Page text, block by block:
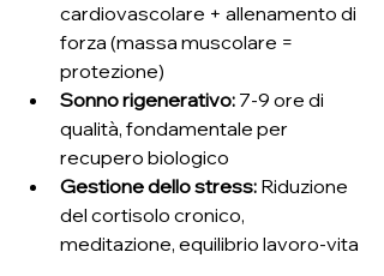
cardiovascolare + allenamento di
forza (massa muscolare =
protezione)
Sonno rigenerativo: 7-9 ore di
qualità, fondamentale per
recupero biologico
Gestione dello stress: Riduzione
del cortisolo cronico,
meditazione, equilibrio lavoro-vita